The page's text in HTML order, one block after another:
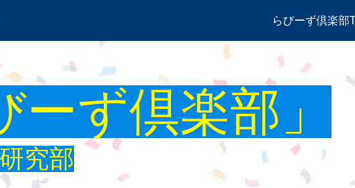
らびーず倶楽部
バイクツーリング部 釣り部
テニス部
ノルディックウォーキング部 歴史探
ボウリング部 すきるあ
ーず倶楽部」
究部